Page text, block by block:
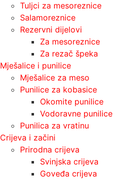
Tuljci za mesoreznice
Salamoreznice
Rezervni dijelovi
Za mesoreznice
Za rezač špeka
Mješalice i punilice
Mješalice za meso
Punilice za kobasice
Okomite punilice
Vodoravne punilice
Punilica za vratinu
Crijeva i začini
Prirodna crijeva
Svinjska crijeva
Goveđa crijeva